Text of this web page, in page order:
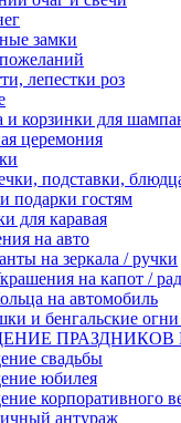
замки
лепестки роз
корзинки для
церемония
подставки,
подарки гостям
для каравая
на авто
на зеркала / ручки
на капот /
на автомобиль
и бенгальские огни
ПРАЗДНИКОВ
свадьбы
юбилея
корпоративного
антураж